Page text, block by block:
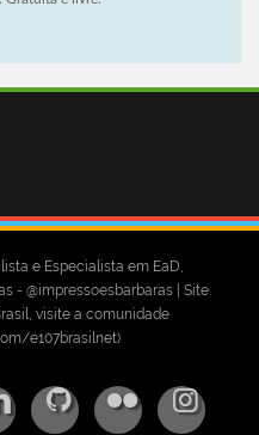
e Especialista em EaD,
- @impressoesbarbaras | Site
visite a comunidade
e107brasilnet)